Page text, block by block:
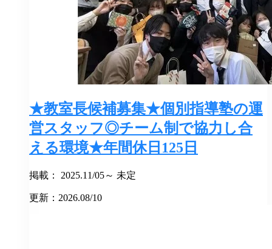
★教室長候補募集★個別指導塾の運
営スタッフ◎チーム制で協力し合
える環境★年間休日125日
掲載： 2025.11/05～ 未定
更新：2026.08/10